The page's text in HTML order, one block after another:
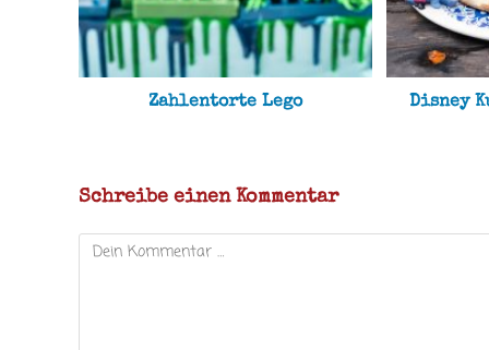
Zahlentorte Lego Disney
Schreibe einen Kommentar
Kommentar